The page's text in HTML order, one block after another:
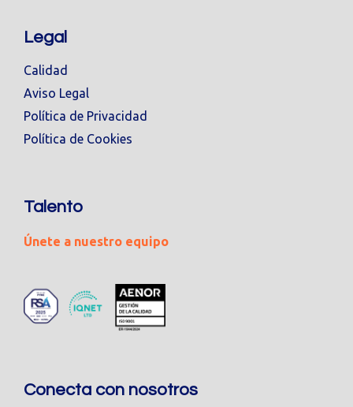
Legal
Calidad
Aviso Legal
Política de Privacidad
Política de Cookies
Talento
Únete a nuestro equipo
Conecta con nosotros